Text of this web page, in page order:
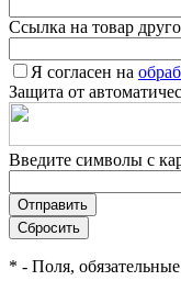
Ссылка на товар
Я согласен на
Защита от
Введите символы с
* - Поля,